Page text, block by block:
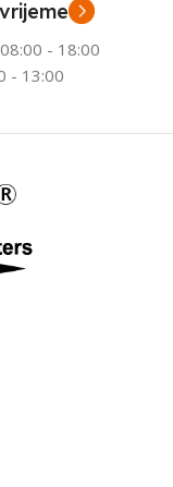
- 18:00
- 13:00